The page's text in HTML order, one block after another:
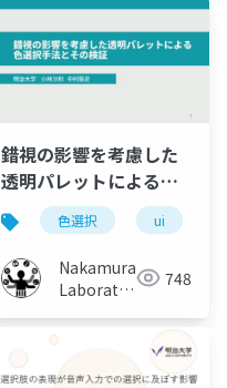
錯視の影響を考慮した
透明パレットによる色
選択手法とその検証
色選択 ui
Nakamura
Laboratory
748